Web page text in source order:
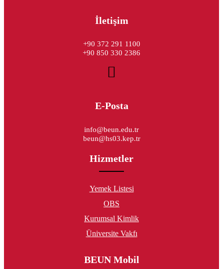
İletişim
+90 372 291 1100
+90 850 330 2386
E-Posta
info@beun.edu.tr
beun@hs03.kep.tr
Hizmetler
Yemek Listesi
OBS
Kurumsal Kimlik
Üniversite Vakfı
BEUN Mobil